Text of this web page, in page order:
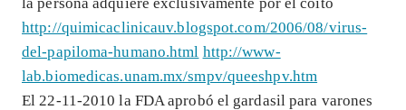
http://quimicaclinicauv.blogspot.com/2006/08/virus-
del-papiloma-humano.html http://www-
lab.biomedicas.unam.mx/smpv/queeshpv.htm
El 22-11-2010 la FDA aprobó el gardasil para varones